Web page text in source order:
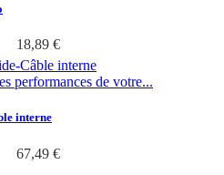
18,89 €
performances de votre...
interne
67,49 €